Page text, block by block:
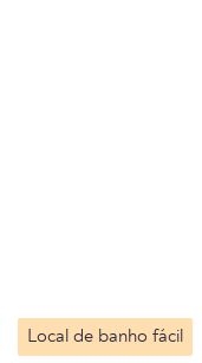
Local de banho fácil